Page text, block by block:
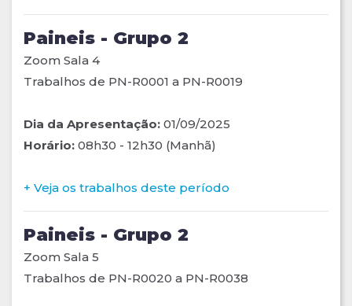
Paineis - Grupo 2
Zoom Sala 4
Trabalhos de PN-R0001 a PN-R0019
Dia da Apresentação: 01/09/2025
Horário: 08h30 - 12h30 (Manhã)
+ Veja os trabalhos deste período
Paineis - Grupo 2
Zoom Sala 5
Trabalhos de PN-R0020 a PN-R0038